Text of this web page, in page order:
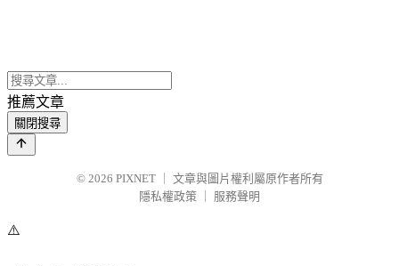
推薦文章
關閉搜尋
© 2026 PIXNET
文章與圖片權利屬原作者所有
隱私權政策
服務聲明
⚠️